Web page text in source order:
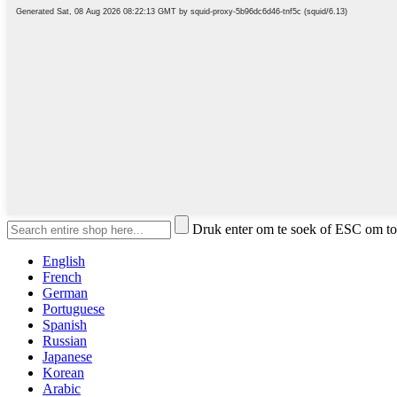
Druk enter om te soek of ESC om
English
French
German
Portuguese
Spanish
Russian
Japanese
Korean
Arabic